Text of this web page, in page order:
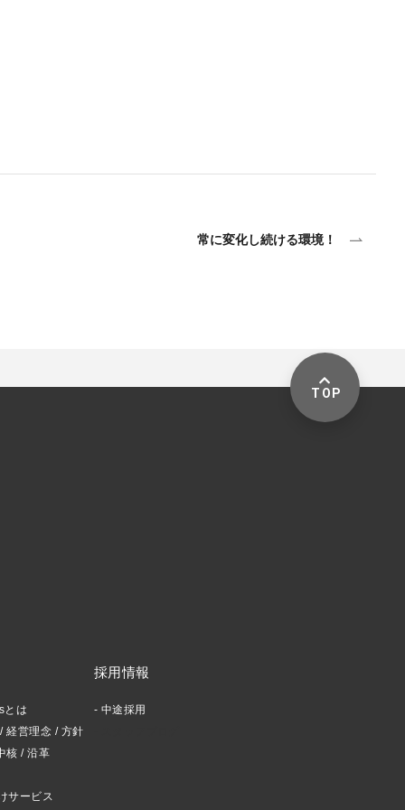
常に変化し続ける環境！
TOP
とは
経営理念 / 方針
核 / 沿革
サービス
採用情報
中途採用